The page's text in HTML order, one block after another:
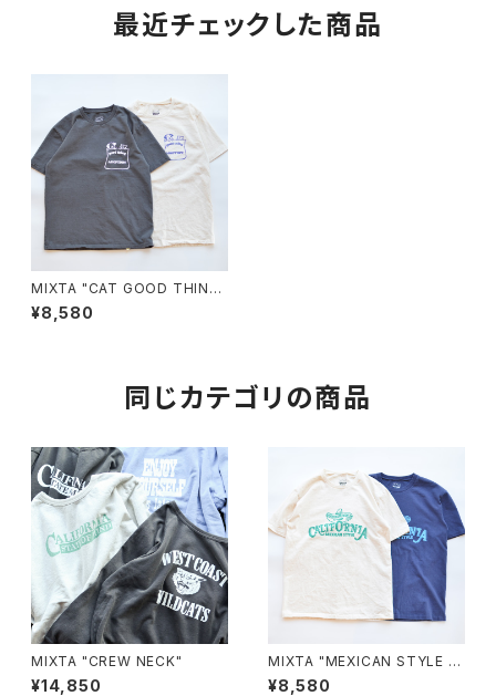
最近チェックした商品
MIXTA "CAT GOOD THING
ADOPTION Tee"
¥8,580
同じカテゴリの商品
MIXTA "CREW NECK"
¥14,850
MIXTA "MEXICAN STYLE T
EE"
¥8,580